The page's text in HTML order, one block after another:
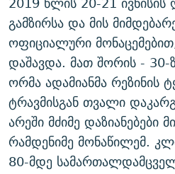
გამზირსა და მის
ოფიციალური
დაშავდა. მათ შორის - 30-
ორმა ადამიანმა რეზინის
ტრავმისგან თვალი
არეში მძიმე დაზიანებები
რამდენიმე მონაწილემ.
80-მდე